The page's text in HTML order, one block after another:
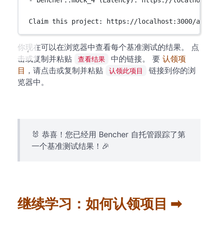
Claim this project: https://localhost:3000/auth/
你现在可以在浏览器中查看每个基准测试的结果。 点
击或复制并粘贴
查看结果 中的链接。 要 认领项
目 ，请点击或复制并粘贴 认领此项目
链接到你的浏
览器中。
🐰 恭喜！您已经用 Bencher 自托管跟踪了第
一个基准测试结果！🎉
继续学习：如何认领项目 ➡